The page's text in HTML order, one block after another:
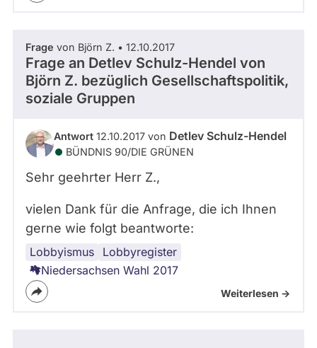
Frage von Björn Z. • 12.10.2017
Frage an Detlev Schulz-Hendel von
Björn Z. bezüglich Gesellschaftspolitik,
soziale Gruppen
Antwort 12.10.2017 von Detlev Schulz-Hendel
BÜNDNIS 90/­DIE GRÜNEN
Sehr geehrter Herr Z.,
vielen Dank für die Anfrage, die ich Ihnen
gerne wie folgt beantworte:
Lobbyismus Lobbyregister
Transparenz
Niedersachsen Wahl 2017
Weiterlesen ->